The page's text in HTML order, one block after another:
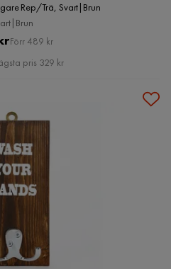
Rep/Trä, Svart|Brun
Pris
Original
Pris
Förr 489 kr
pris 329 kr